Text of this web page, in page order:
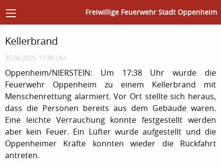
Freiwillige Feuerwehr Stadt Oppenheim
Kellerbrand
26.04.2025, 17:38 Uhr
Oppenheim/NIERSTEIN: Um 17:38 Uhr wurde die
Feuerwehr Oppenheim zu einem Kellerbrand mit
Menschenrettung alarmiert. Vor Ort stellte sich heraus,
dass die Personen bereits aus dem Gebäude waren.
Eine leichte Verrauchung konnte festgestellt werden
aber kein Feuer. Ein Lüfter wurde aufgestellt und die
Oppenheimer Kräfte konnten wieder die Rückfahrt
antreten.